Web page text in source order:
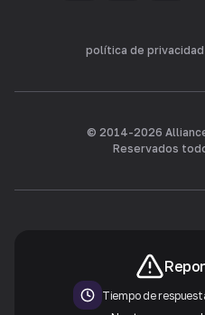
política de privacidad
© 2014-2026
Reservados
Tiempo de